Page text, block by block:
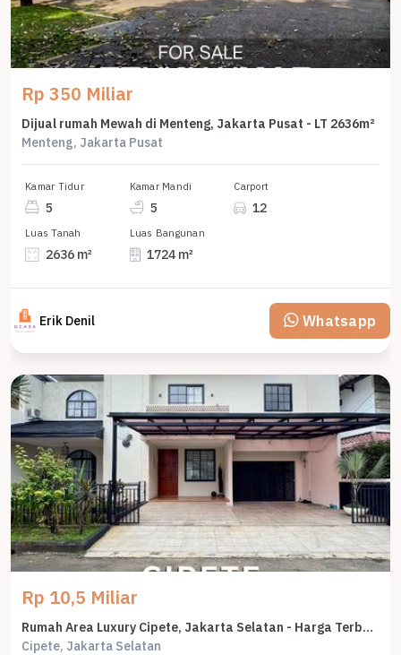
Rp 350 Miliar
Dijual rumah Mewah di Menteng, Jakarta Pusat - LT 2636m²
Menteng, Jakarta Pusat
Kamar Tidur
5
Kamar Mandi
5
Carport
12
Luas Tanah
2636 m²
Luas Bangunan
1724 m²
Erik Denil Whatsapp
Rp 10,5 Miliar
Rumah Area Luxury Cipete, Jakarta Selatan - Harga Terbaik 10,5 Miliar
Cipete, Jakarta Selatan